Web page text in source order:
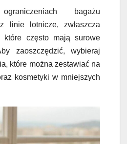
bagażu
linie lotnicze, zwłaszcza
które często mają surowe
zaoszczędzić, wybieraj
które można zestawiać na
kosmetyki w mniejszych